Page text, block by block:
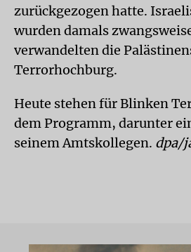
zurückgezogen hatte.
wurden damals
verwandelten die
Terrorhochburg.
Heute stehen für Blinken
dem Programm, darunter
seinem Amtskollegen. dpa/